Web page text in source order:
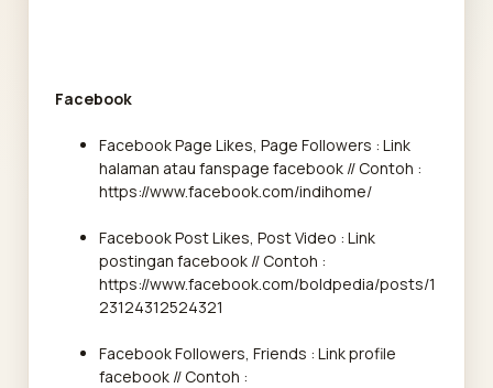
Facebook
Facebook Page Likes, Page Followers : Link
halaman atau fanspage facebook // Contoh :
https://www.facebook.com/indihome/
Facebook Post Likes, Post Video : Link
postingan facebook // Contoh :
https://www.facebook.com/boldpedia/posts/1
23124312524321
Facebook Followers, Friends : Link profile
facebook // Contoh :